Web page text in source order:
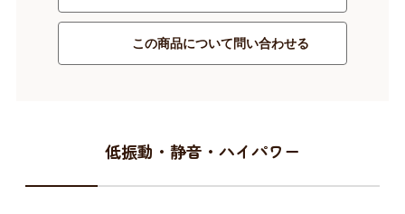
この商品について問い合わせる
低振動・静音・ハイパワー